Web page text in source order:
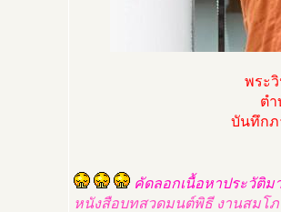
พระ
ตำ
บันทึก
คัดลอกเนื้อหาประวัติม
หนังสือบทสวดมนต์พิธี งานสมโ